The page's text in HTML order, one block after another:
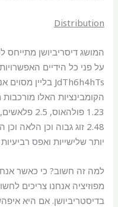
Distribution
המושג דיסריביושן מתייחס
על פני כל הידיים
2.48 זוג גבוה וכן הלאה
יותר שלישייות ואפס
למה זה חשוב? כי כאשר
מפוזיציה אנחנו צריכים
בדיסטריביושן. אם היא